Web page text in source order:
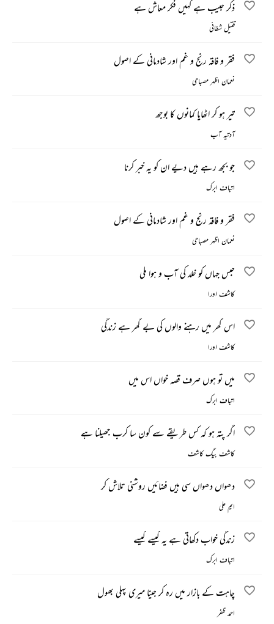
ذکر حبیب ہے کہیں فکر معاش ہے
قتیل شفائی
فقر و فاقہ رنج و غم اور شادمانی کے اصول
نعمان اظہر مصباحی
تیر ہو کر اٹھایا کمانوں کا بوجھ
آدتیہ آب
جو بجھ رہے ہیں دیے ان کو یہ خبر کرنا
اتباف ابرک
فقر و فاقہ رنج و غم اور شادمانی کے اصول
نعمان اظہر مصباحی
حبس جہاں کو خلد کی آب و ہوا ملی
کاشف اورا
اس گھر میں رہنے والوں کی بے گھر ہے زندگی
کاشف اورا
میں تو ہوں صرف قصہ خواں اس میں
اتباف ابرک
اگر پتہ ہو کہ کس طریقے سے کون سا کرب جھیلنا ہے
کاشف بیگ کاشف
دھواں دھواں سی ہیں فضائیں روشنی تلاش کر
ایم علی
زندگی خواب دکھاتی ہے یہ کیسے کیسے
اتباف ابرک
چاہت کے بازار میں رہ کر جینا میری پہلی بھول
احمد ظفر